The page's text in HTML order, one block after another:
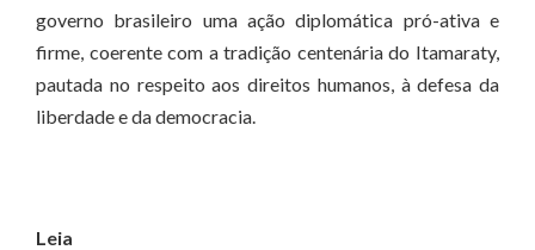
governo brasileiro uma ação diplomática pró-ativa e
firme, coerente com a tradição centenária do Itamaraty,
pautada no respeito aos direitos humanos, à defesa da
liberdade e da democracia.
Leia